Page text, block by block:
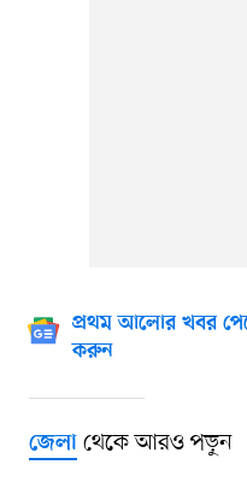
প্রথম আলোর খবর
করুন
জেলাথেকে আরও পড়ুন